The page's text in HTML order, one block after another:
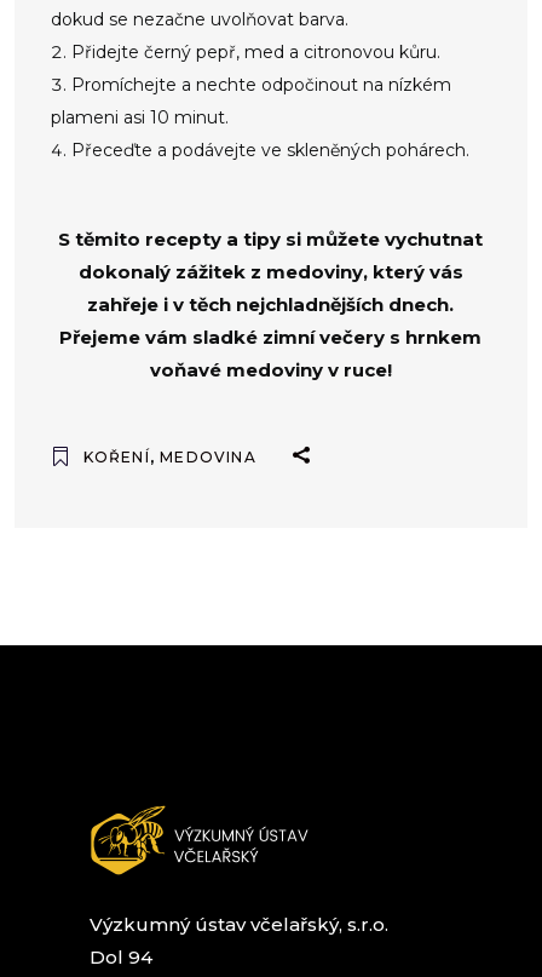
dokud se nezačne uvolňovat barva.
Přidejte černý pepř, med a citronovou kůru.
Promíchejte a nechte odpočinout na nízkém
plameni asi 10 minut.
Přeceďte a podávejte ve skleněných pohárech.
S těmito recepty a tipy si můžete vychutnat
dokonalý zážitek z medoviny, který vás
zahřeje i v těch nejchladnějších dnech.
Přejeme vám sladké zimní večery s hrnkem
voňavé medoviny v ruce!
KOŘENÍ ,MEDOVINA
Výzkumný ústav včelařský, s.r.o.
Dol 94